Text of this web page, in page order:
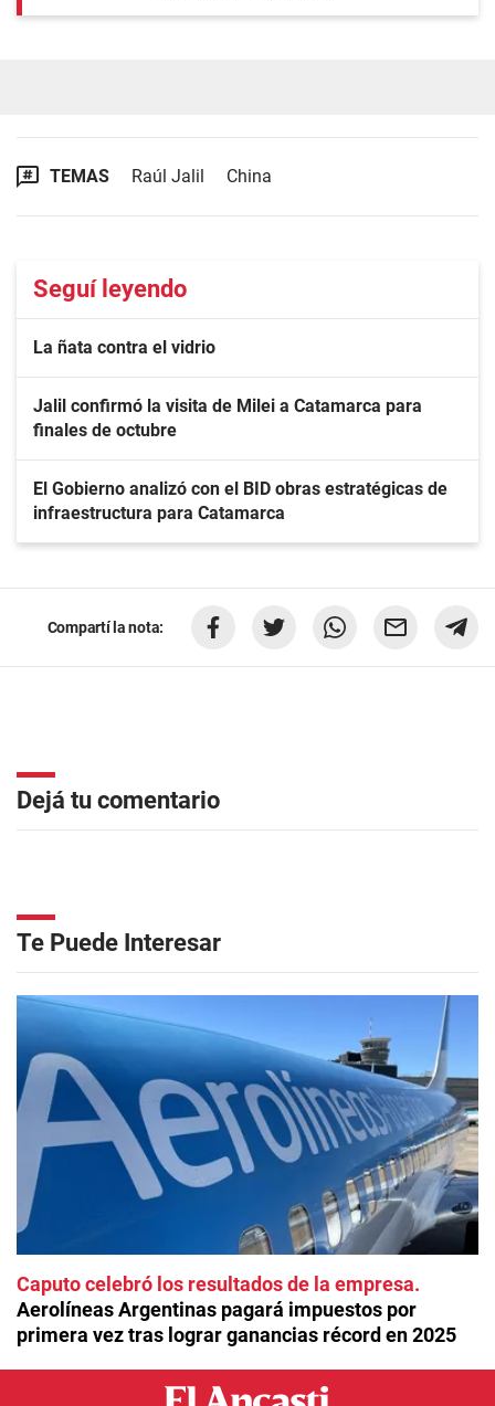
TEMAS Raúl Jalil China
Seguí leyendo
La ñata contra el vidrio
Jalil confirmó la visita de Milei a Catamarca para
finales de octubre
El Gobierno analizó con el BID obras estratégicas de
infraestructura para Catamarca
Compartí la nota:
Dejá tu comentario
Te Puede Interesar
Caputo celebró los resultados de la empresa
Aerolíneas Argentinas pagará impuestos por
primera vez tras lograr ganancias récord en 2025